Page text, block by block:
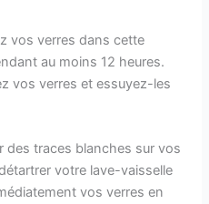
vos verres dans cette
au moins 12 heures.
vos verres et essuyez-les
des traces blanches sur vos
votre lave-vaisselle
vos verres en